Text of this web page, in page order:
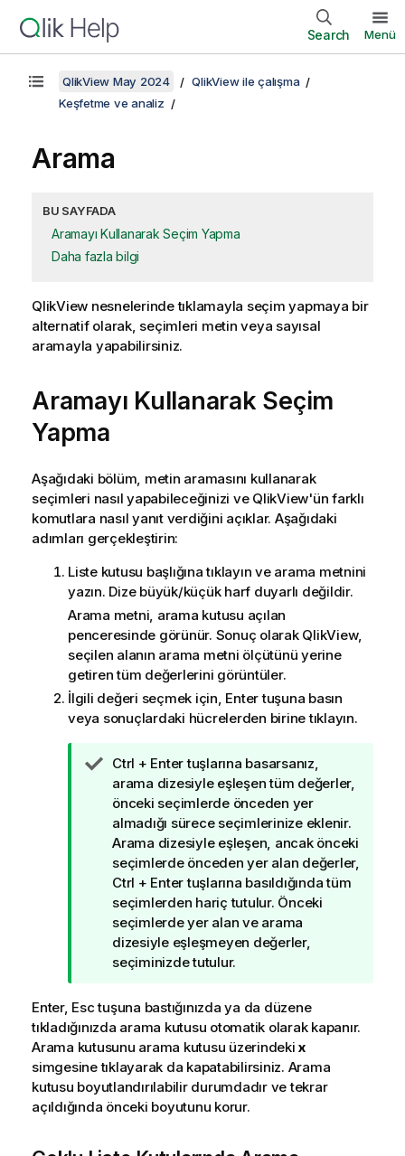
Search Menü
QlikView May 2024
QlikView ile çalışma
Keşfetme ve analiz
Arama
BU SAYFADA
Aramayı Kullanarak Seçim Yapma
Daha fazla bilgi
QlikView nesnelerinde tıklamayla seçim yapmaya bir
alternatif olarak, seçimleri metin veya sayısal
aramayla yapabilirsiniz.
Aramayı Kullanarak Seçim
Yapma
Aşağıdaki bölüm, metin aramasını kullanarak
seçimleri nasıl yapabileceğinizi ve QlikView'ün farklı
komutlara nasıl yanıt verdiğini açıklar. Aşağıdaki
adımları gerçekleştirin:
Liste kutusu başlığına tıklayın ve arama metnini
yazın. Dize büyük/küçük harf duyarlı değildir.
Arama metni, arama kutusu açılan
penceresinde görünür. Sonuç olarak QlikView,
seçilen alanın arama metni ölçütünü yerine
getiren tüm değerlerini görüntüler.
İlgili değeri seçmek için, Enter tuşuna basın
veya sonuçlardaki hücrelerden birine tıklayın.
İ
p
u
c
u
n
o
t
u
Ctrl + Enter tuşlarına basarsanız,
arama dizesiyle eşleşen tüm değerler,
önceki seçimlerde önceden yer
almadığı sürece seçimlerinize eklenir.
Arama dizesiyle eşleşen, ancak önceki
seçimlerde önceden yer alan değerler,
Ctrl + Enter tuşlarına basıldığında tüm
seçimlerden hariç tutulur. Önceki
seçimlerde yer alan ve arama
dizesiyle eşleşmeyen değerler,
seçiminizde tutulur.
Enter, Esc tuşuna bastığınızda ya da düzene
tıkladığınızda arama kutusu otomatik olarak kapanır.
Arama kutusunu arama kutusu üzerindekix
simgesine tıklayarak da kapatabilirsiniz. Arama
kutusu boyutlandırılabilir durumdadır ve tekrar
açıldığında önceki boyutunu korur.